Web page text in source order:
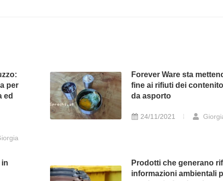
per
ed
Forever Ware sta
fine ai rifiuti dei
da asporto
24/11/2021
in
Prodotti che generano
informazioni ambientali